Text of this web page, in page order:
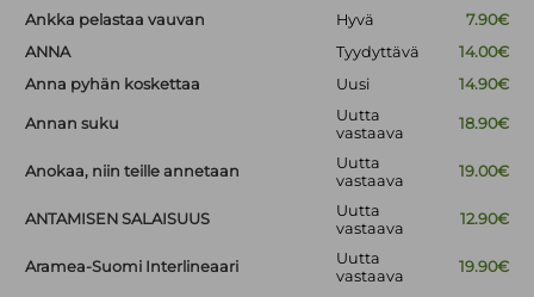
Ankka pelastaa vauvan Hyvä
7.90€
ANNA
Tyydyttävä
14.00€
Anna pyhän koskettaa
Uusi 14.90€
Annan suku
Uutta
vastaava
18.90€
Anokaa, niin teille annetaan
Uutta
vastaava
19.00€
ANTAMISEN SALAISUUS
Uutta
vastaava
12.90€
Aramea-Suomi Interlineaari
Uutta
vastaava
19.90€